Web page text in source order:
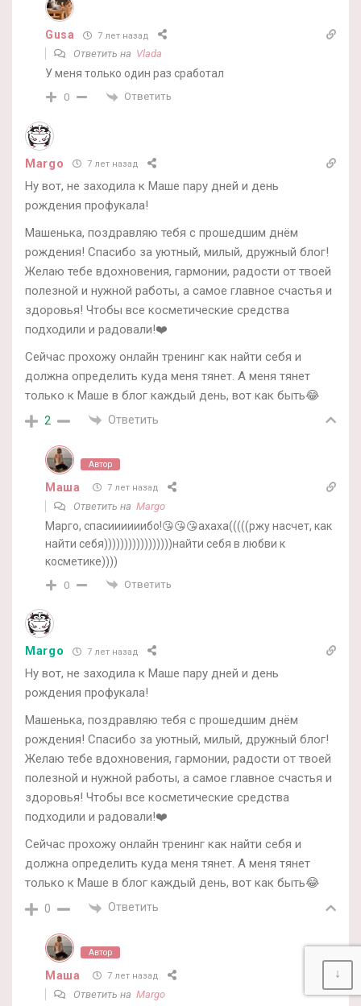
Gusa 7 лет назад
Ответить на Vlada
У меня только один раз сработал
0 Ответить
Margo 7 лет назад
Ну вот, не заходила к Маше пару дней и день
рождения профукала!
Машенька, поздравляю тебя с прошедшим днём
рождения! Спасибо за уютный, милый, дружный блог!
Желаю тебе вдохновения, гармонии, радости от твоей
полезной и нужной работы, а самое главное счастья и
здоровья! Чтобы все косметические средства
подходили и радовали!❤️
Сейчас прохожу онлайн тренинг как найти себя и
должна определить куда меня тянет. А меня тянет
только к Маше в блог каждый день, вот как быть😂
2 Ответить
Автор
Маша 7 лет назад
Ответить на Margo
Марго, спасиииииибо!😘😘😘ахаха(((((ржу насчет, как
найти себя)))))))))))))))))найти себя в любви к
косметике))))
0 Ответить
Margo 7 лет назад
Ну вот, не заходила к Маше пару дней и день
рождения профукала!
Машенька, поздравляю тебя с прошедшим днём
рождения! Спасибо за уютный, милый, дружный блог!
Желаю тебе вдохновения, гармонии, радости от твоей
полезной и нужной работы, а самое главное счастья и
здоровья! Чтобы все косметические средства
подходили и радовали!❤️
Сейчас прохожу онлайн тренинг как найти себя и
должна определить куда меня тянет. А меня тянет
только к Маше в блог каждый день, вот как быть😂
0 Ответить
Автор
Маша 7 лет назад
Ответить на Margo
↓